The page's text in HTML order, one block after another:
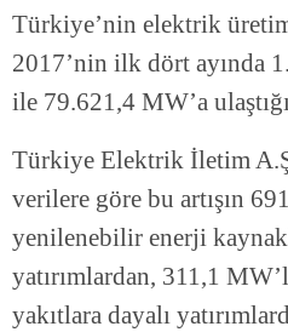
Türkiye’nin elektrik
2017’nin ilk dört ayında
ile 79.621,4 MW’a
Türkiye Elektrik İletim
verilere göre bu artışın
yenilenebilir enerji
yatırımlardan, 311,1
yakıtlara dayalı